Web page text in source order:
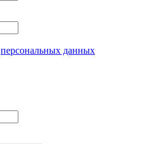
персональных данных